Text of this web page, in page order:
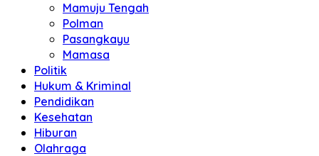
Mamuju Tengah
Polman
Pasangkayu
Mamasa
Politik
Hukum & Kriminal
Pendidikan
Kesehatan
Hiburan
Olahraga